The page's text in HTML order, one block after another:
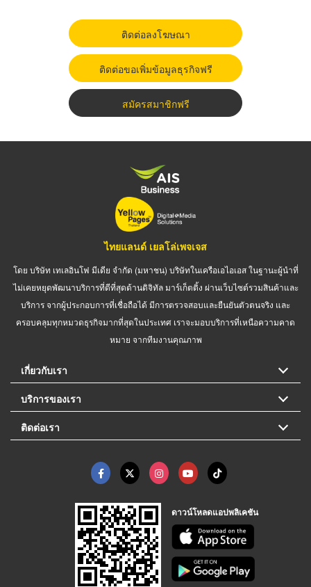
ติดต่อลงโฆษณา
ติดต่อขอเพิ่มข้อมูลธุรกิจฟรี
สมัครสมาชิกฟรี
ไทยแลนด์ เยลโล่เพจเจส
โดย บริษัท เทเลอินโฟ มีเดีย จำกัด (มหาชน) บริษัทในเครือเอไอเอส ในฐานะผู้นำที่
ไม่เคยหยุดพัฒนาบริการที่ดีที่สุดด้านดิจิทัล มาร์เก็ตติ้ง ผ่านเว็บไซต์รวมสินค้าและ
บริการ จากผู้ประกอบการที่เชื่อถือได้ มีการตรวจสอบและยืนยันตัวตนจริง และ
ครอบคลุมทุกหมวดธุรกิจมากที่สุดในประเทศ เราจะมอบบริการที่เหนือความคาด
หมาย จากทีมงานคุณภาพ
เกี่ยวกับเรา
บริการของเรา
ติดต่อเรา
ดาวน์โหลดแอปพลิเคชัน